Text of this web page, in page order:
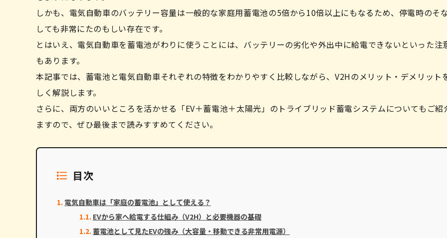
しかも、電気自動車のバッテリー容量は一般的な家庭用蓄電池の5倍から10倍以上にもなるため、停電時のそ
しても非常にたのもしい存在です。
とはいえ、電気自動車を蓄電池がわりに使うことには、バッテリーの劣化や外出中に給電できないといった注
もあります。
本記事では、蓄電池と電気自動車それぞれの特徴をわかりやすく比較しながら、V2Hのメリット・デメリット
しく解説します。
さらに、両方のいいところを活かせる「EV＋蓄電池＋太陽光」のトライブリッド蓄電システムについてもご紹
ますので、ぜひ最後まで読みすすめてください。
目次
電気自動車は「家庭の蓄電池」として使える？
EVから家へ給電する仕組み（V2H）と必要機器の基礎
蓄電池として見たEVの強み（大容量・移動できる非常用電源）